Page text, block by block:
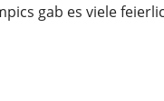
gab es viele